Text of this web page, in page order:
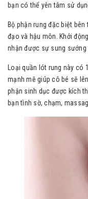
bạn có thể yên tâm sử
Bộ phận rung đặc biệt
đạo và hậu môn. Khởi
nhận được sự sung sướng
Loại quần lót rung này có
mạnh mẽ giúp cô bé sẽ
phận sinh dục được kích
bạn tình sờ, chạm,